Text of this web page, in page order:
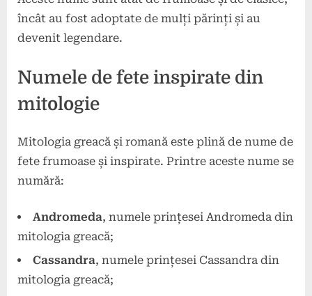
încât au fost adoptate de mulți părinți și au
devenit legendare.
Numele de fete inspirate din
mitologie
Mitologia greacă și romană este plină de nume de
fete frumoase și inspirate. Printre aceste nume se
numără:
Andromeda, numele prințesei Andromeda din
mitologia greacă;
Cassandra, numele prințesei Cassandra din
mitologia greacă;